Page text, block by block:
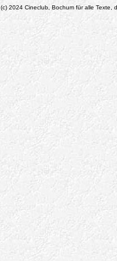
(c) 2024 Cineclub, Bochum für alle Texte,